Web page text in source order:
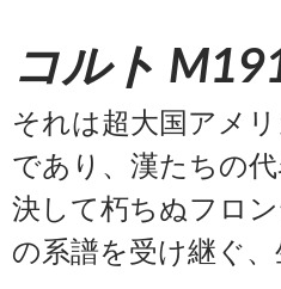
コルト
それは超大国アメ
であり、漢たちの代
決して朽ちぬフロ
の系譜を受け継ぐ、